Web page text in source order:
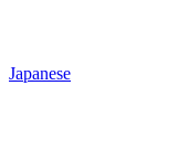
Japanese